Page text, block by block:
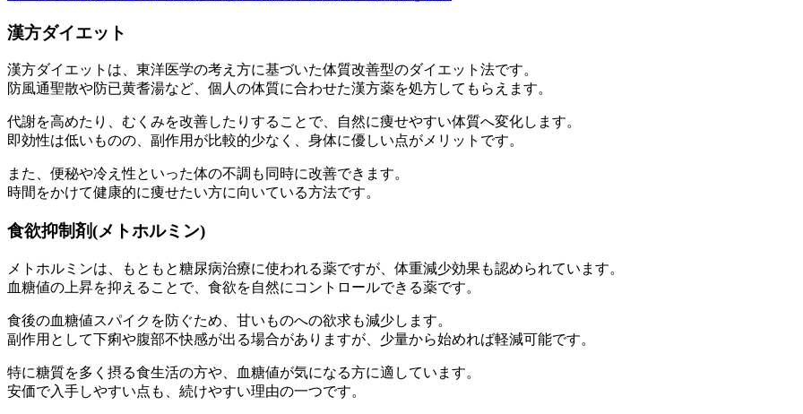
漢方ダイエット
漢方ダイエットは、 東洋医学の考え方に基づいた体質改善型のダイエット法です。
防風通聖散や防已黄耆湯など、個人の体質に合わせた漢方薬を処方してもらえます。
代謝を高めたり、むくみを改善したりすることで、自然に痩せやすい体質へ変化します。
即効性は低いものの、副作用が比較的少なく、身体に優しい点がメリットです。
また、便秘や冷え性といった体の不調も同時に改善できます。
時間をかけて健康的に痩せたい方に向いている方法です。
食欲抑制剤(メトホルミン)
メトホルミンは、もともと糖尿病治療に使われる薬ですが、体重減少効果も認められています。
血糖値の上昇を抑えることで、食欲を自然にコントロールできる薬です。
食後の血糖値スパイクを防ぐため、甘いものへの欲求も減少します。
副作用として下痢や腹部不快感が出る場合がありますが、少量から始めれば軽減可能です。
特に糖質を多く摂る食生活の方や、血糖値が気になる方に適しています。
安価で入手しやすい点も、続けやすい理由の一つです。